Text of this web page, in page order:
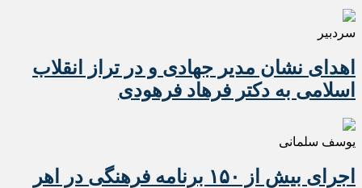
سردبیر
اهدای نشان مدیر جهادی و در تراز انقلاب
اسلامی به دکتر فرهاد فرهودی
یوسف سلمانی
اجرای بیش از ۱۵۰ برنامه فرهنگی در اهر